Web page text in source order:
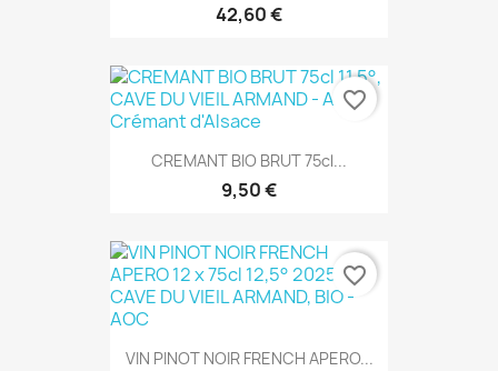
42,60 €
CREMANT BIO BRUT 75cl...
9,50 €
favorite_border
VIN PINOT NOIR FRENCH APERO...
favorite_border